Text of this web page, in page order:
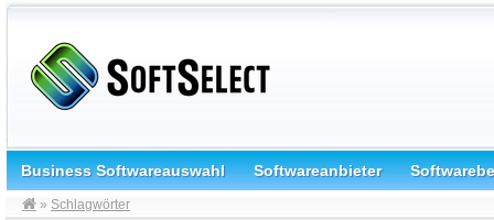
Business Softwareauswahl Softwareanbieter
» Schlagwörter